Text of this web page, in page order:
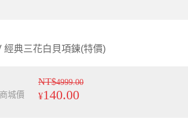
經典三花白貝項鍊(特價)
NT$4999.00
商城價
¥140.00